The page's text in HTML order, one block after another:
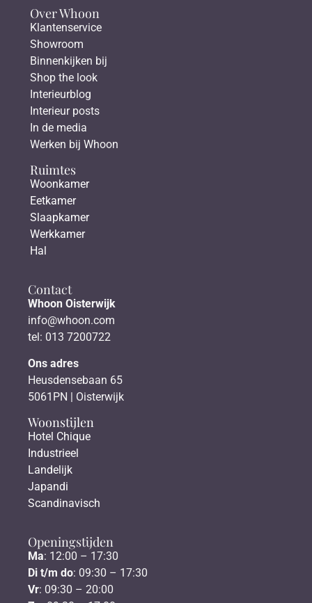
Over Whoon
Klantenservice
Showroom
Binnenkijken bij
Shop the look
Interieurblog
Interieur posts
In de media
Werken bij Whoon
Ruimtes
Woonkamer
Eetkamer
Slaapkamer
Werkkamer
Hal
Contact
Whoon Oisterwijk
info@whoon.com
tel: 013 7200722
Ons adres
Heusdensebaan 65
5061PN | Oisterwijk
Woonstijlen
Hotel Chique
Industrieel
Landelijk
Japandi
Scandinavisch
Openingstijden
Ma: 12:00 – 17:30
Di t/m do: 09:30 – 17:30
Vr: 09:30 – 20:00